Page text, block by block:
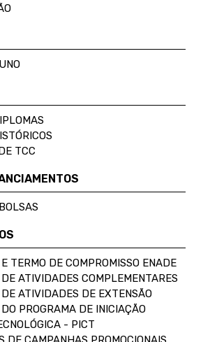
TCC
TERMO DE COMPROMISSO ENADE
ATIVIDADES COMPLEMENTARES
ATIVIDADES DE EXTENSÃO
PROGRAMA DE INICIAÇÃO
- PICT